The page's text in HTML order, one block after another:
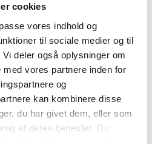
cookies
vores indhold og
til sociale medier og til
deler også oplysninger om
vores partnere inden for
og
kan kombinere disse
du har givet dem, eller som
af deres tjenester. Du
eller iOS. Når der
har du derfor alle
en app, der er
platform og som
sammenhænge. Det er
men bagsiden er
én app til hver